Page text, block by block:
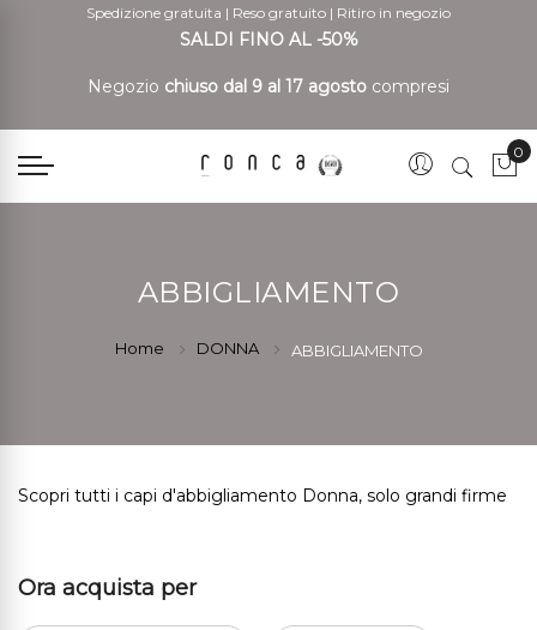
Spedizione gratuita | Reso gratuito | Ritiro in negozio
SALDI FINO AL -50%
Negozio chiuso dal 9 al 17 agosto compresi
0
ABBIGLIAMENTO
Home DONNA ABBIGLIAMENTO
Scopri tutti i capi d'abbigliamento Donna, solo grandi firme
Ora acquista per